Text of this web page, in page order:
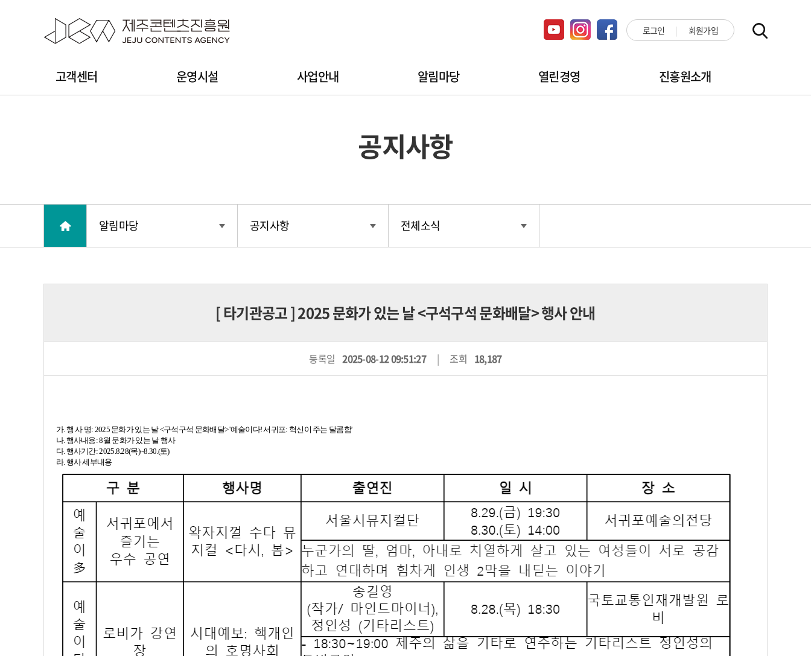
로그인 회원가입
고객센터 운영시설 사업안내 알림마당 열린경영 진흥원소개
공지사항
알림마당 공지사항 전체소식
[타기관공고] 2025 문화가 있는 날 <구석구석 문화배달> 행사 안내
등록일 2025-08-12 09:51:27 조회 18,187
가. 행 사 명: 2025 문화가 있는 날 <구석구석 문화배달> '예술이다! 서귀포: 혁신이 주는 달콤함'
나. 행사내용: 8월 문화가 있는 날 행사
다. 행사기간: 2025.8.28(목)~8.30.(토)
라. 행사 세부내용